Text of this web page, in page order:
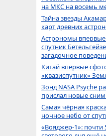
на МКС на восемь
Тайна звезды
карт древних
Астрономы впервые
спутник
загадочное
Китай впервые
«квазиспутник»
Зонд NASA Psyche
прислал новые
Самая чёрная
ночное небо от
«Вояджер-1»: почти